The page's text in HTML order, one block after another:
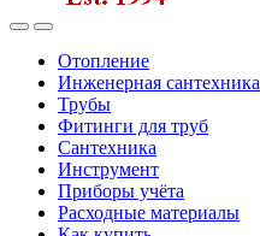
Отопление
Инженерная сантехника
Трубы
Фитинги для труб
Сантехника
Инструмент
Приборы учёта
Расходные материалы